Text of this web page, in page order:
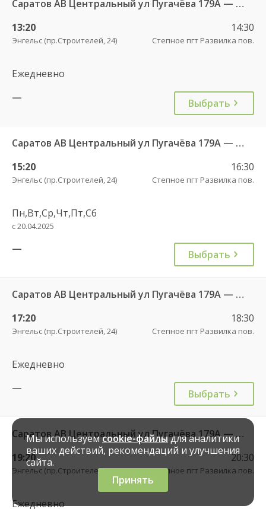
Саратов АВ Центральный ул Пугачёва 179А — Степное рп (ул Октябрьская 25)
13:20
Энгельс (пр.Строителей, 24)
14:30
Степное пгт Развилка пов.
Ежедневно
—
Выбрать
Саратов АВ Центральный ул Пугачёва 179А — Степное рп (ул Октябрьская 25)
15:20
Энгельс (пр.Строителей, 24)
16:30
Степное пгт Развилка пов.
Пн,Вт,Ср,Чт,Пт,Сб
с 20.04.2025
— Выбрать
Саратов АВ Центральный ул Пугачёва 179А — Степное рп (ул Октябрьская 25)
17:20
Энгельс (пр.Строителей, 24)
18:30
Степное пгт Развилка пов.
Ежедневно
—
Выбрать
Саратов АВ Центральный ул Пугачёва 179А — Степное рп (ул Октябрьская 25)
19:20
Энгельс (пр.Строителей, 24)
20:30
Степное пгт Развилка пов.
Ежедневно
Мы используемcookie-файлыдля аналитики
ваших действий, рекомендаций и улучшения
сайта.
Принять